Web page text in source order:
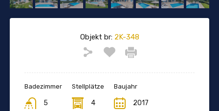
Objekt br:2K-348
Badezimmer
5
Stellplätze
4
Baujahr
2017